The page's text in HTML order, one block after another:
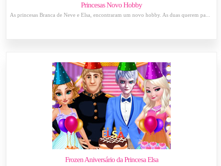
Princesas Novo Hobby
As princesas Branca de Neve e Elsa, encontraram um novo hobby. As duas querem pa...
Frozen Aniversário da Princesa Elsa